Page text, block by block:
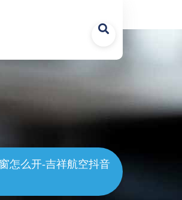
怎么开-吉祥航空抖音